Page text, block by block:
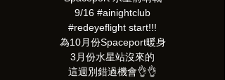
9/16 #ainightclub
#redeyeflight start!!!
為10月份Spaceport暖身
3月份水星站沒來的
這週別錯過機會👌👌